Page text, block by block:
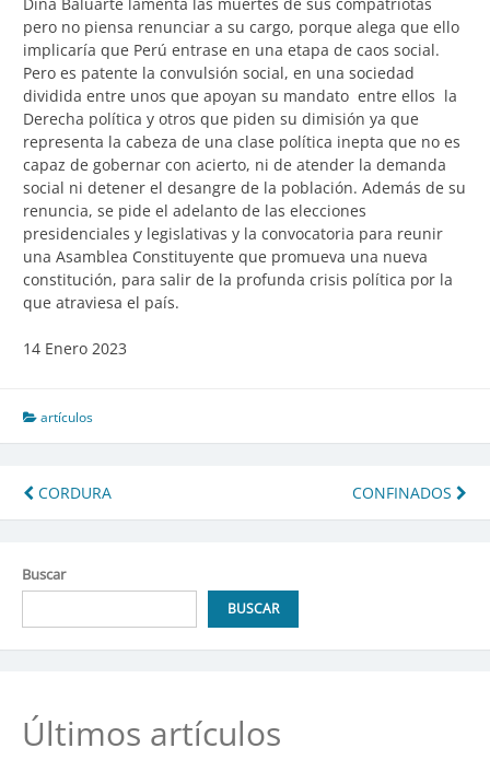
pero no piensa renunciar a su cargo, porque alega que ello
implicaría que Perú entrase en una etapa de caos social.
Pero es patente la convulsión social, en una sociedad
dividida entre unos que apoyan su mandato entre ellos la
Derecha política y otros que piden su dimisión ya que
representa la cabeza de una clase política inepta que no es
capaz de gobernar con acierto, ni de atender la demanda
social ni detener el desangre de la población. Además de su
renuncia, se pide el adelanto de las elecciones
presidenciales y legislativas y la convocatoria para reunir
una Asamblea Constituyente que promueva una nueva
constitución, para salir de la profunda crisis política por la
que atraviesa el país.
14 Enero 2023
artículos
Navegación
de
entradas
CORDURA CONFINADOS
Buscar
BUSCAR
Últimos artículos